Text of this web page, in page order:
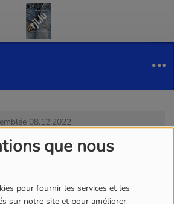
que nous
pour fournir les services et les
sur notre site et pour améliorer
08.12.2022